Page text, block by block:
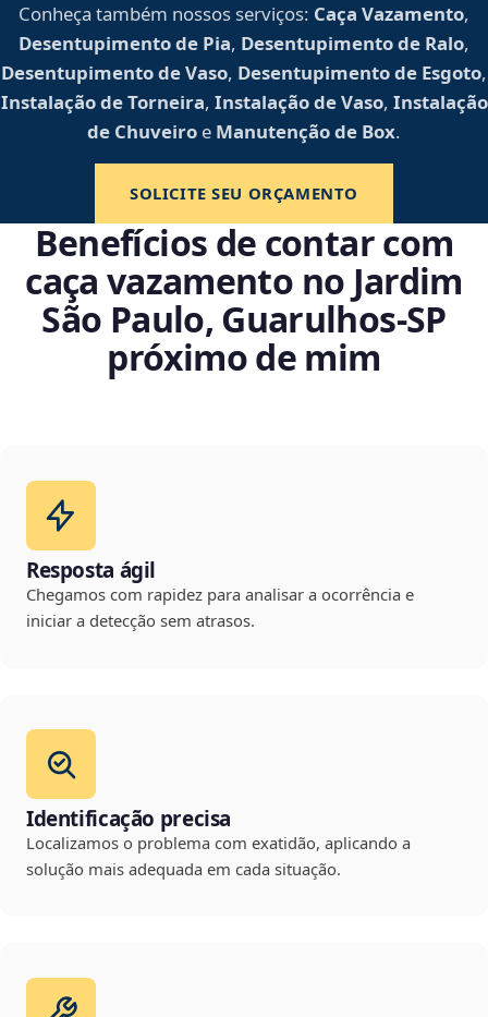
Conheça também nossos serviços: Caça Vazamento,
Desentupimento de Pia, Desentupimento de Ralo,
Desentupimento de Vaso, Desentupimento de Esgoto,
Instalação de Torneira, Instalação de Vaso, Instalação
de Chuveiro e Manutenção de Box.
SOLICITE SEU ORÇAMENTO
Benefícios de contar com
caça vazamento no Jardim
São Paulo, Guarulhos‑SP
próximo de mim
Resposta ágil
Chegamos com rapidez para analisar a ocorrência e
iniciar a detecção sem atrasos.
Identificação precisa
Localizamos o problema com exatidão, aplicando a
solução mais adequada em cada situação.